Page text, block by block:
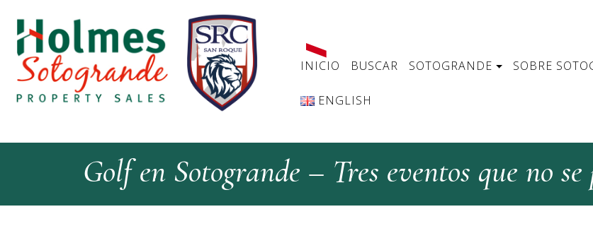
INICIO BUSCAR SOTOGRANDE SOBRE
ENGLISH
Golf en Sotogrande – Tres eventos que no se